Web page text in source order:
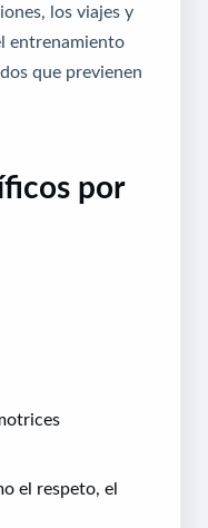
los viajes y
entrenamiento
que previenen
por
el respeto, el